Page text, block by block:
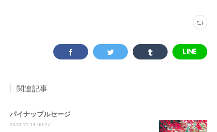
関連記事
パイナップルセージ
2023.11.14 00:27